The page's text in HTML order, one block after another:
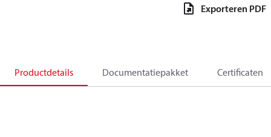
Exporteren PDF
Productdetails Documentatiepakket Certificaten